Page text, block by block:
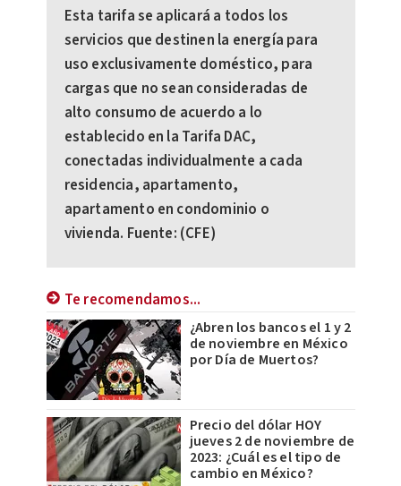
Esta tarifa se aplicará a todos los
servicios que destinen la energía para
uso exclusivamente doméstico, para
cargas que no sean consideradas de
alto consumo de acuerdo a lo
establecido en la Tarifa DAC,
conectadas individualmente a cada
residencia, apartamento,
apartamento en condominio o
vivienda. Fuente: (CFE)
Te recomendamos...
¿Abren los bancos el 1 y 2
de noviembre en México
por Día de Muertos?
Precio del dólar HOY
jueves 2 de noviembre de
2023: ¿Cuál es el tipo de
cambio en México?